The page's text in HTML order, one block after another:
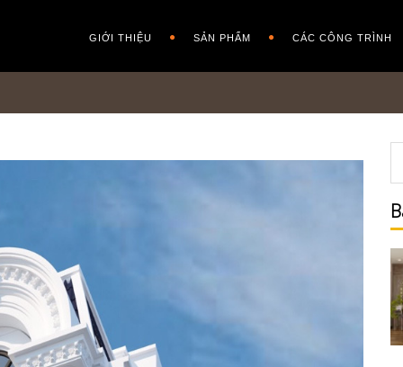
GIỚI THIỆU SẢN PHẨM CÁC CÔNG TRÌNH